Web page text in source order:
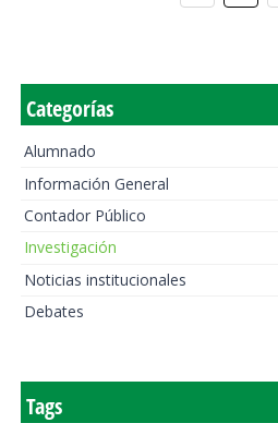
Categorías
Alumnado
Información General
Contador Público
Investigación
Noticias institucionales
Debates
Tags